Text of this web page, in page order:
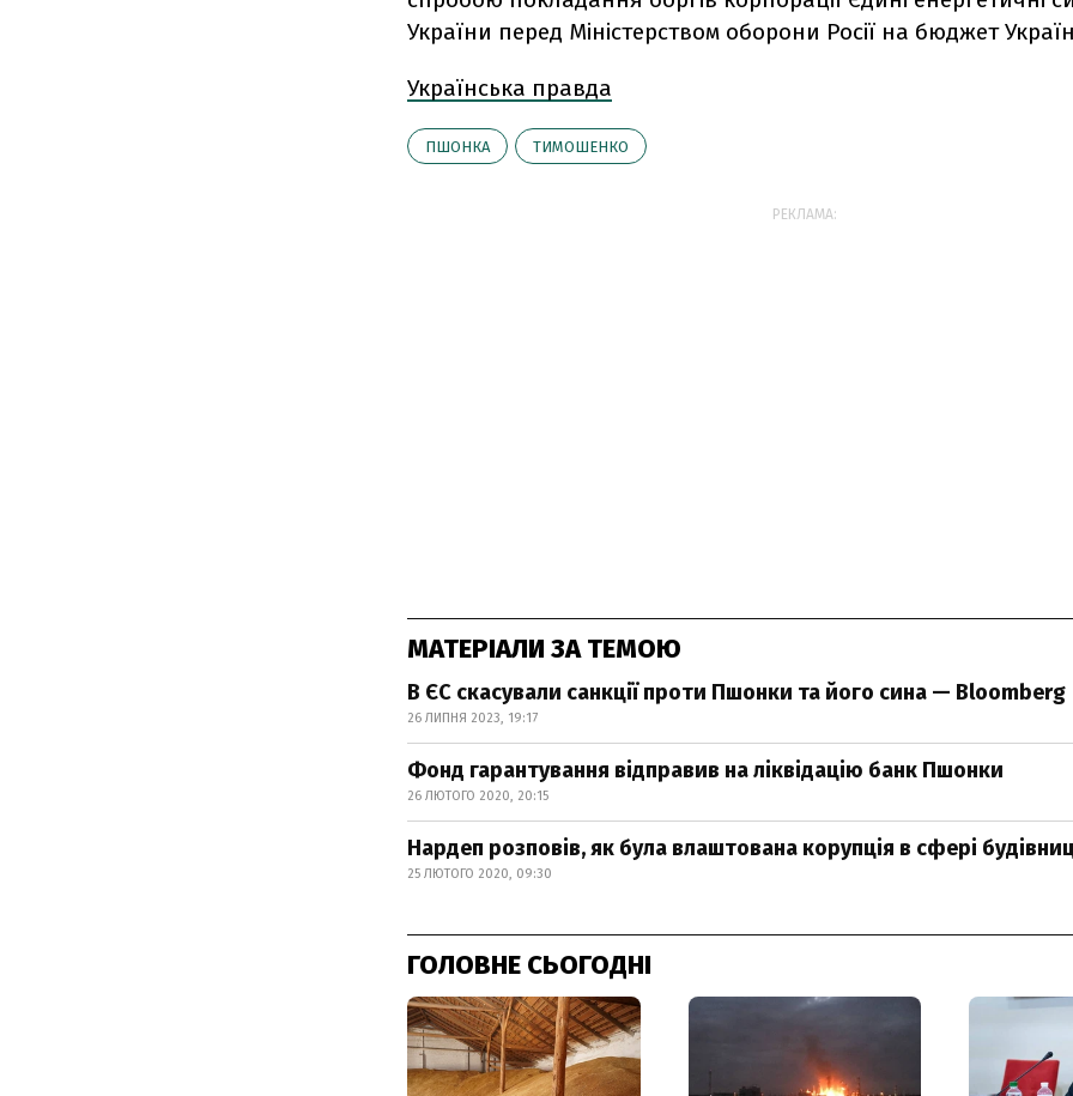
України перед Міністерством оборони Росії на бюджет
Українська правда
ПШОНКА ТИМОШЕНКО
РЕКЛАМА:
МАТЕРІАЛИ ЗА ТЕМОЮ
В ЄС скасували санкції проти Пшонки та його сина — Bloomberg
26 ЛИПНЯ 2023, 19:17
Фонд гарантування відправив на ліквідацію банк Пшонки
26 ЛЮТОГО 2020, 20:15
Нардеп розповів, як була влаштована корупція в сфері
25 ЛЮТОГО 2020, 09:30
ГОЛОВНЕ СЬОГОДНІ